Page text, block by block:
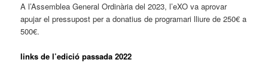
A l’Assemblea General Ordinària del 2023, l’eXO va aprovar
apujar el pressupost per a donatius de programari lliure de 250€ a
500€.
links de l’edició passada 2022